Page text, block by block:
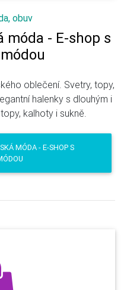
obuv
móda - E-shop s
oblečení. Svetry, topy,
halenky s dlouhým i
kalhoty i sukně.
MÓDA - E-SHOP S